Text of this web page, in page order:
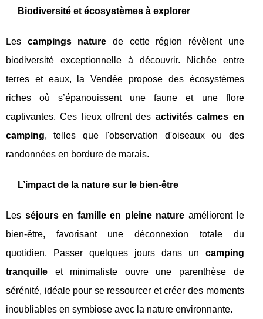
Biodiversité et écosystèmes à explorer
Les campings nature de cette région révèlent une
biodiversité exceptionnelle à découvrir. Nichée entre
terres et eaux, la Vendée propose des écosystèmes
riches où s’épanouissent une faune et une flore
captivantes. Ces lieux offrent des activités calmes en
camping, telles que l'observation d'oiseaux ou des
randonnées en bordure de marais.
L’impact de la nature sur le bien-être
Les séjours en famille en pleine nature améliorent le
bien-être, favorisant une déconnexion totale du
quotidien. Passer quelques jours dans un camping
tranquille et minimaliste ouvre une parenthèse de
sérénité, idéale pour se ressourcer et créer des moments
inoubliables en symbiose avec la nature environnante.